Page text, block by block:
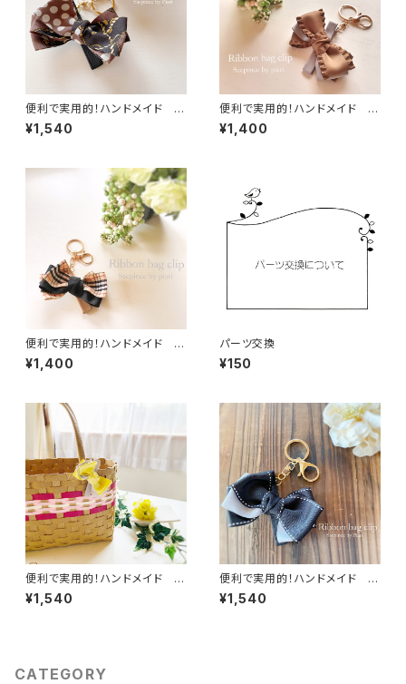
便利で実用的！ハンドメイド リ
ボンバッグクリップ／ バッグチャ
ームキーホルダー／キークリッ
¥1,540
便利で実用的！ハンドメイド リ
ボンバッグクリップ／ バッグチャ
ームキーホルダー／キークリッ
¥1,400
便利で実用的！ハンドメイド リ
ボンバッグクリップ／ バッグチャ
ーム／キーホルダー／キークリ
¥1,400
パーツ交換
¥150
便利で実用的！ハンドメイド リ
ボンバッグクリップ／ バッグチャ
ームキーホルダー／キークリッ
¥1,540
便利で実用的！ハンドメイド リ
ボンバッグクリップ／ バッグチャ
ームキーホルダー／キークリッ
¥1,540
CATEGORY